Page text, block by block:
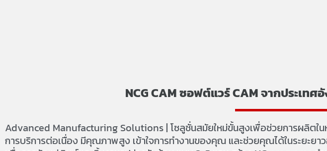
NCG CAM ซอฟต์แวร์ CAM จากประเท
Advanced Manufacturing Solutions | โซลูชั่นสมัยใหม่ขั้นสูงเพื่อช่วยการผลิตใน
การบริการต่อเนื่อง มีคุณภาพสูง เข้าใจการทำงานของคุณ และช่วยคุณได้ในระยะ